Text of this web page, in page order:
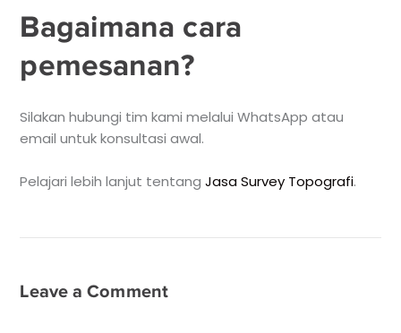
Bagaimana cara
pemesanan?
Silakan hubungi tim kami melalui WhatsApp atau
email untuk konsultasi awal.
Pelajari lebih lanjut tentangJasa Survey Topografi.
Leave a Comment